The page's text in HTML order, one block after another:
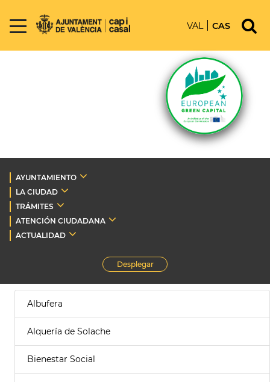
VAL CAS
AYUNTAMIENTO
LA CIUDAD
TRÁMITES
ATENCIÓN CIUDADANA
ACTUALIDAD
Desplegar
Albufera
Alquería de Solache
Bienestar Social